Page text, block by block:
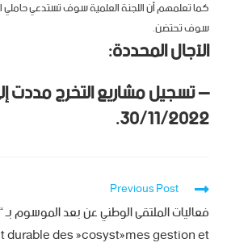
كما تعلمهم أن اللجنة العلمية سوف تستدعي حاملي
سوف تحتضن.
الآجال المحددة:
– تسجيل مشاريع التخرج مددت
30/11/2022.
Previous Post
des écosystémes gestion et